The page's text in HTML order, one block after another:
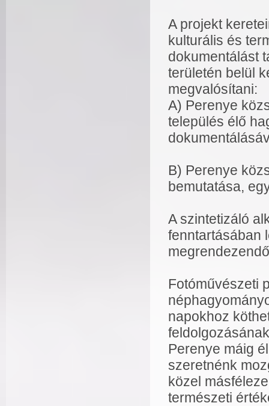
A projekt
kulturális és
dokumentálást
területén belül
megvalósítani:
A) Perenye
település élő
B) Perenye
bemutatása,
A szintetizáló
fenntartásában
Fotóművészeti
napokhoz
Perenye máig
szeretnénk
közel
természeti